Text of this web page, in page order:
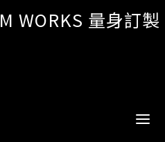
WORKS 量身訂製